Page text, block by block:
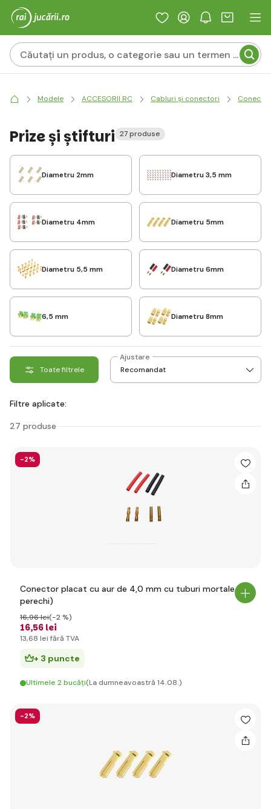
Modele ACCESORII RC Cabluri și conectori
Prize și știfturi 27 produse
Diametru 2mm Diametru 3,5 mm
Diametru 4mm Diametru 5mm
Diametru 5,5 mm Diametru 6mm
6,5 mm Diametru 8mm
Toate filtrele
Ajustare
Filtre aplicate:
27 produse
-2%
Conector placat cu aur de 4,0 mm cu tuburi mortale (2
perechi)
16,56 lei
16,96 lei(-2 %)
13,68 lei fără TVA
+ 3 puncte
Ultimele 2 bucăți(La dumneavoastră 14.08.)
-2%